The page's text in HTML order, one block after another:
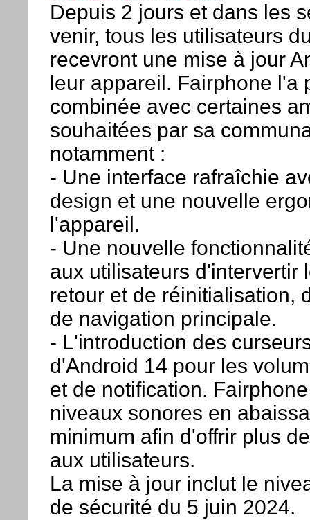
Depuis 2 jours et dans les
venir, tous les utilisateurs
recevront une mise à jour
leur appareil. Fairphone l'a
combinée avec certaines
souhaitées par sa
notamment :
- Une interface rafraîchie
design et une nouvelle
l'appareil.
- Une nouvelle
aux utilisateurs d'intervertir
retour et de réinitialisation,
de navigation principale.
- L'introduction des
d'Android 14 pour les
et de notification.
niveaux sonores en
minimum afin d'offrir plus
aux utilisateurs.
La mise à jour inclut le
de sécurité du 5 juin 2024.